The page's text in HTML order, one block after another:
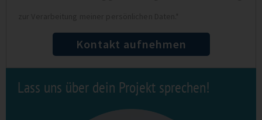
Kontakt aufnehmen
Lass uns über dein Projekt sprechen!